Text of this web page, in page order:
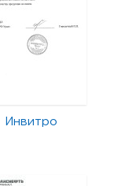
Инвитро